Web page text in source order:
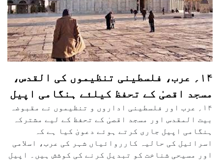
۱۴؍ عرب، فلسطینی تنظیموں کی القدس،
مسجد اقصیٰ کے تحفظ کیلئے ہنگامی اپیل
۱۴؍ عرب اور فلسطینی اداروں و تنظیموں نے مقبوضہ
بیت المقدس اور مسجد اقصیٰ کے تحفظ کے لیے مشترکہ
ہنگامی اپیل جاری کرتے ہوئے دعویٰ کیا ہے کہ
اسرائیل کی حالیہ کارروائیاں شہر کی عرب، اسلامی
اور مسیحی شناخت کو تبدیل کرنے کی کوشش ہیں۔ اپیل